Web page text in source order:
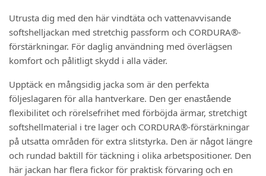
Utrusta dig med den här vindtäta och vattenavvisande
softshelljackan med stretchig passform och CORDURA®-
förstärkningar. För daglig användning med överlägsen
komfort och pålitligt skydd i alla väder.
Upptäck en mångsidig jacka som är den perfekta
följeslagaren för alla hantverkare. Den ger enastående
flexibilitet och rörelsefrihet med förböjda ärmar, stretchigt
softshellmaterial i tre lager och CORDURA®-förstärkningar
på utsatta områden för extra slitstyrka. Den är något längre
och rundad baktill för täckning i olika arbetspositioner. Den
här jackan har flera fickor för praktisk förvaring och en